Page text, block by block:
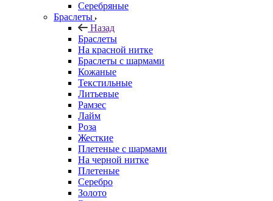
Серебряные
Браслеты
Назад
Браслеты
На красной нитке
Браслеты с шармами
Кожаные
Текстильные
Литьевые
Рамзес
Лайм
Роза
Жесткие
Плетеные с шармами
На черной нитке
Плетеные
Серебро
Золото